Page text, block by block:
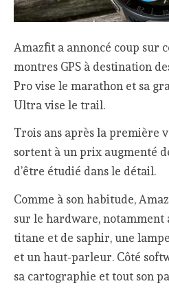
Amazfit a annoncé coup sur
montres GPS à destination
Pro vise le marathon et sa
Ultra vise le trail.
Trois ans après la première
sortent à un prix augmenté
d’être étudié dans le détail.
Comme à son habitude,
sur le hardware, notamment
titane et de saphir, une
et un haut-parleur. Côté
sa cartographie et tout son